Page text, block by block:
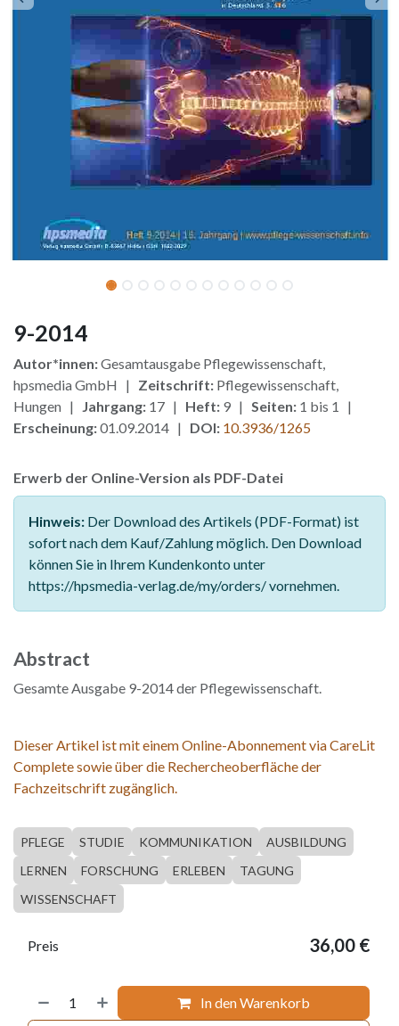
9-2014
Autor*innen:Gesamtausgabe Pflegewissenschaft,
hpsmedia GmbH | Zeitschrift: Pflegewissenschaft,
Hungen |
Jahrgang: 17 | Heft: 9 | Seiten: 1 bis 1 |
Erscheinung:01.09.2014 | DOI: 10.3936/1265
Erwerb der Online-Version als PDF-Datei
Hinweis: Der Download des Artikels (PDF-Format) ist
sofort nach dem Kauf/Zahlung möglich. Den Download
können Sie in Ihrem Kundenkonto unter
https://hpsmedia-verlag.de/my/orders/ vornehmen.
Abstract
Gesamte Ausgabe 9-2014 der Pflegewissenschaft.
Dieser Artikel ist mit einem Online-Abonnement via CareLit
Complete sowie über die Rechercheoberfläche der
Fachzeitschrift zugänglich.
PFLEGE STUDIE KOMMUNIKATION
AUSBILDUNG
LERNEN
FORSCHUNG ERLEBEN
TAGUNG
WISSENSCHAFT
In den Warenkorb
Preis 36,00 €